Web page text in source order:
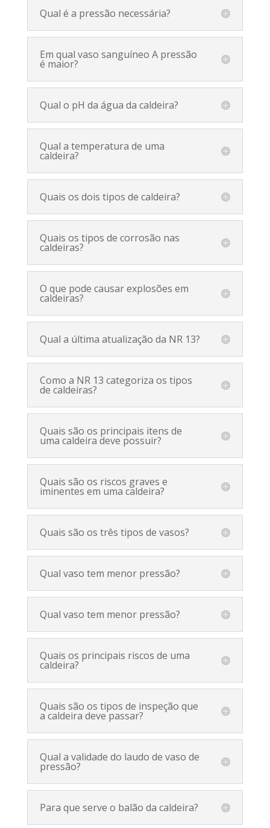
Qual é a pressão necessária?
Em qual vaso sanguíneo A pressão
é maior?
Qual o pH da água da caldeira?
Qual a temperatura de uma
caldeira?
Quais os dois tipos de caldeira?
Quais os tipos de corrosão nas
caldeiras?
O que pode causar explosões em
caldeiras?
Qual a última atualização da NR 13?
Como a NR 13 categoriza os tipos
de caldeiras?
Quais são os principais itens de
uma caldeira deve possuir?
Quais são os riscos graves e
iminentes em uma caldeira?
Quais são os três tipos de vasos?
Qual vaso tem menor pressão?
Qual vaso tem menor pressão?
Quais os principais riscos de uma
caldeira?
Quais são os tipos de inspeção que
a caldeira deve passar?
Qual a validade do laudo de vaso de
pressão?
Para que serve o balão da caldeira?